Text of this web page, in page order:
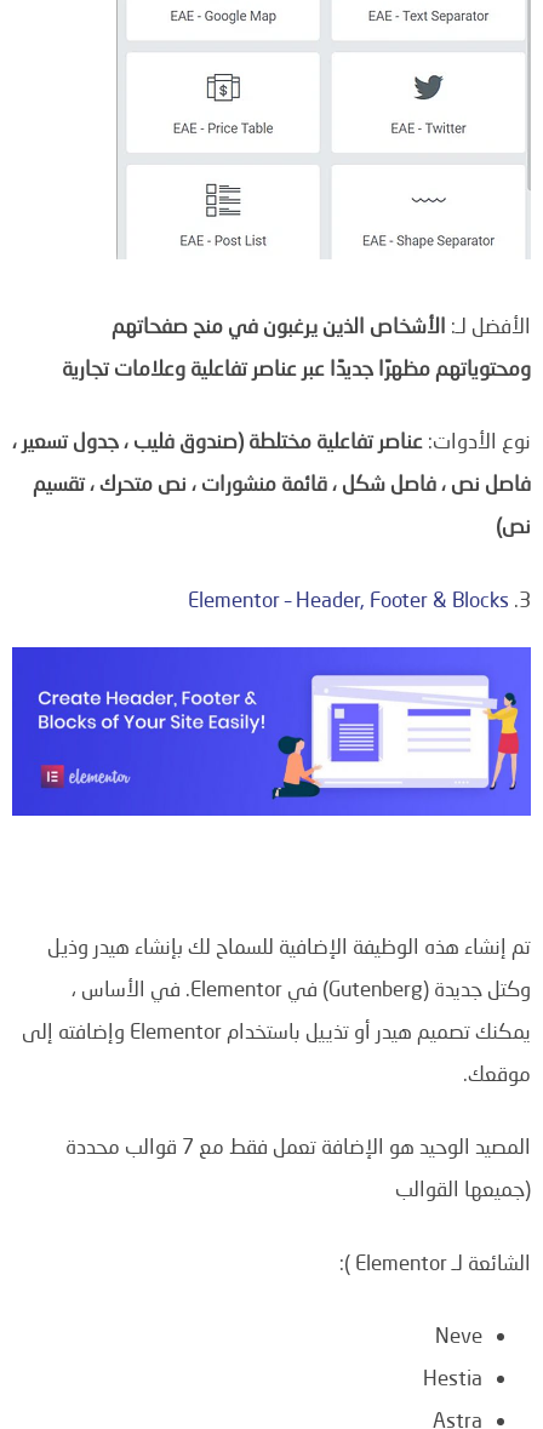
الأفضل لـ: الأشخاص الذين يرغبون في منح صفحاتهم
ومحتوياتهم مظهرًا جديدًا عبر عناصر تفاعلية وعلامات تجارية
نوع الأدوات: عناصر تفاعلية مختلطة (صندوق فليب ، جدول تسعير ،
فاصل نص ، فاصل شكل ، قائمة منشورات ، نص متحرك ، تقسيم
نص)
3.
Elementor – Header, Footer & Blocks
تم إنشاء هذه الوظيفة الإضافية للسماح لك بإنشاء هيدر وذيل
وكتل جديدة (Gutenberg) في Elementor. في الأساس ،
يمكنك تصميم هيدر أو تذييل باستخدام Elementor وإضافته إلى
موقعك.
المصيد الوحيد هو الإضافة تعمل فقط مع 7 قوالب محددة
(جميعها القوالب
الشائعة لـ Elementor ):
Neve
Hestia
Astra